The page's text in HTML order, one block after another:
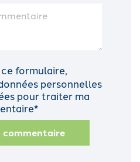
formulaire,
personnelles
pour traiter ma
commentaire